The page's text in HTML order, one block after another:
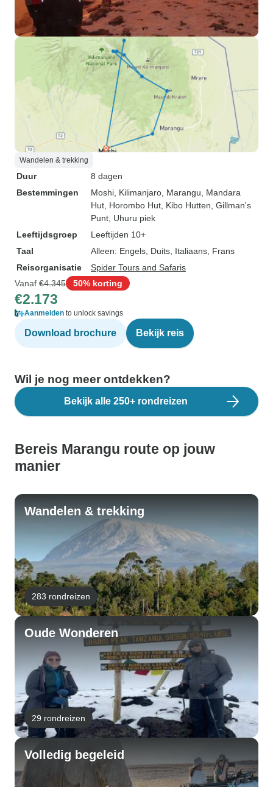
Wandelen & trekking
Duur
8 dagen
Bestemmingen
Moshi , Kilimanjaro , Marangu , Mandara
Hut , Horombo Hut , Kibo Hutten , Gillman's
Punt , Uhuru piek
Leeftijdsgroep
Leeftijden 10+
Taal
Alleen: Engels, Duits, Italiaans, Frans
Reisorganisatie
Spider Tours and Safaris
Vanaf €4.345 50% korting
€2.173
Aanmelden to unlock savings
Download brochure Bekijk reis
Wil je nog meer ontdekken?
Bekijk alle 250+ rondreizen
Bereis Marangu route op jouw
manier
Wandelen & trekking
283 rondreizen
Oude Wonderen
29 rondreizen
Volledig begeleid